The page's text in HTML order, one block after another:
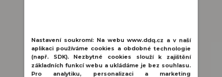
736 Kčbez DPH
🚚 skladem | PHA
Přidat do košíku
Nastavení soukromí:
Na webu www.ddq.cz a v naší
aplikaci používáme cookies a obdobné technologie
(např. SDK). Nezbytné cookies slouží k zajištění
základních funkcí webu a ukládáme je bez souhlasu.
Pro analytiku, personalizaci a marketing